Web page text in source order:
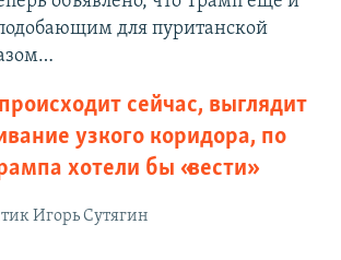
для пуританской
сейчас, выглядит
узкого коридора, по
хотели бы «вести»
Игорь Сутягин